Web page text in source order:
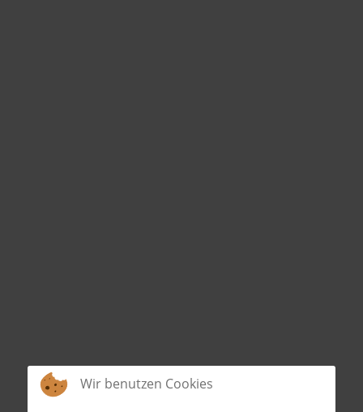
Wir benutzen Cookies